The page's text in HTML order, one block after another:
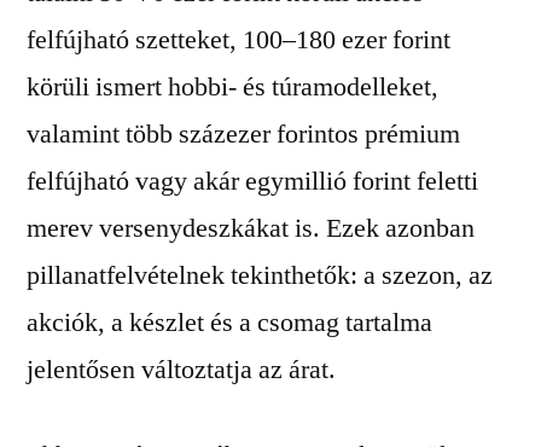
felfújható szetteket, 100–180 ezer forint
körüli ismert hobbi- és túramodelleket,
valamint több százezer forintos prémium
felfújható vagy akár egymillió forint feletti
merev versenydeszkákat is. Ezek azonban
pillanatfelvételnek tekinthetők: a szezon, az
akciók, a készlet és a csomag tartalma
jelentősen változtatja az árat.